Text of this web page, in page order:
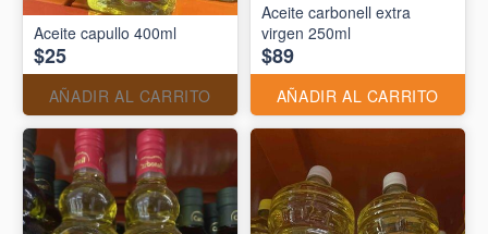
Aceite capullo 400ml
$25
AÑADIR AL CARRITO
Aceite carbonell extra
virgen 250ml
$89
AÑADIR AL CARRITO